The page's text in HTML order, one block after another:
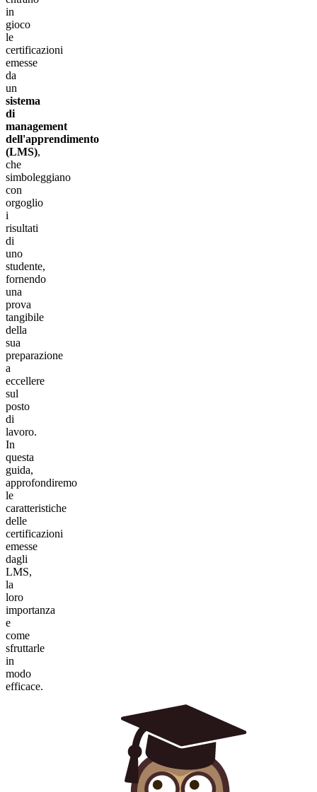
in
gioco
le
certificazioni
emesse
da
un
sistema
di
management
dell'apprendimento
(LMS),
che
simboleggiano
con
orgoglio
i
risultati
di
uno
studente,
fornendo
una
prova
tangibile
della
sua
preparazione
a
eccellere
sul
posto
di
lavoro.
In
questa
guida,
approfondiremo
le
caratteristiche
delle
certificazioni
emesse
dagli
LMS,
la
loro
importanza
e
come
sfruttarle
in
modo
efficace.